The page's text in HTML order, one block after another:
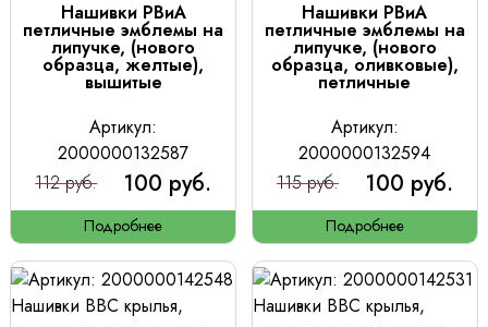
Нашивки РВиА
петличные эмблемы на
липучке, (нового
образца, желтые),
вышитые
Артикул:
2000000132587
112 руб.
100 руб.
Подробнее
Нашивки РВиА
петличные эмблемы на
липучке, (нового
образца, оливковые),
петличные
Артикул:
2000000132594
115 руб.
100 руб.
Подробнее